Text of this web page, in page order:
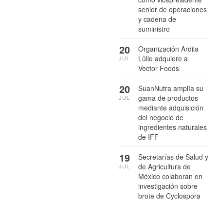
senior de operaciones
y cadena de
suministro
Organización Ardila
Lülle adquiere a
Vector Foods
20
JUL
SuanNutra amplía su
gama de productos
mediante adquisición
del negocio de
ingredientes naturales
de IFF
20
JUL
Secretarías de Salud y
de Agricultura de
México colaboran en
investigación sobre
brote de Cyclospora
19
JUL